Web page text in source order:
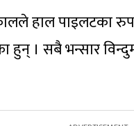
हाल पाइलटका
हुन् । सबै भन्सार